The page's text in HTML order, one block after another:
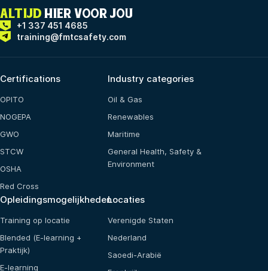
ALTIJD HIER VOOR JOU
+1 337 451 4685
training@fmtcsafety.com
Certifications
OPITO
NOGEPA
GWO
STCW
OSHA
Red Cross
Industry categories
Oil & Gas
Renewables
Maritime
General Health, Safety &
Environment
Opleidingsmogelijkheden
Training op locatie
Blended (E-learning +
Praktijk)
E-learning
Locaties
Verenigde Staten
Nederland
Saoedi-Arabië